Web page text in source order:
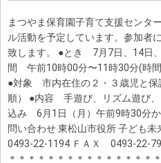
まつやま保育園子育て支援センタ
ル活動を予定しています。参加者
致します。 ●とき 7月7日、14日
間 午前10時00分〜11時30分(時
●対象 市内在住の２・３歳児と
順） ●内容 手遊び、リズム遊び
込み 6月1日（月）午前9時30分
問い合わせ 東松山市役所 子ども
0493-22-1194 ＦＡＸ 0493-22-
＊＊＊＊＊＊＊＊＊＊＊＊＊＊＊